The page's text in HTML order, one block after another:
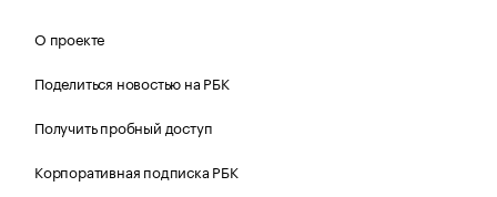
О проекте
Поделиться новостью на РБК
Получить пробный доступ
Корпоративная подписка РБК